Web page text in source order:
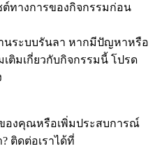
ทางการของกิจกรรมก่อน
นระบบรันลา หากมีปัญหาหรือ
ติมเกี่ยวกับกิจกรรมนี้ โปรด
องคุณหรือเพิ่มประสบการณ์
ติดต่อเราได้ที่